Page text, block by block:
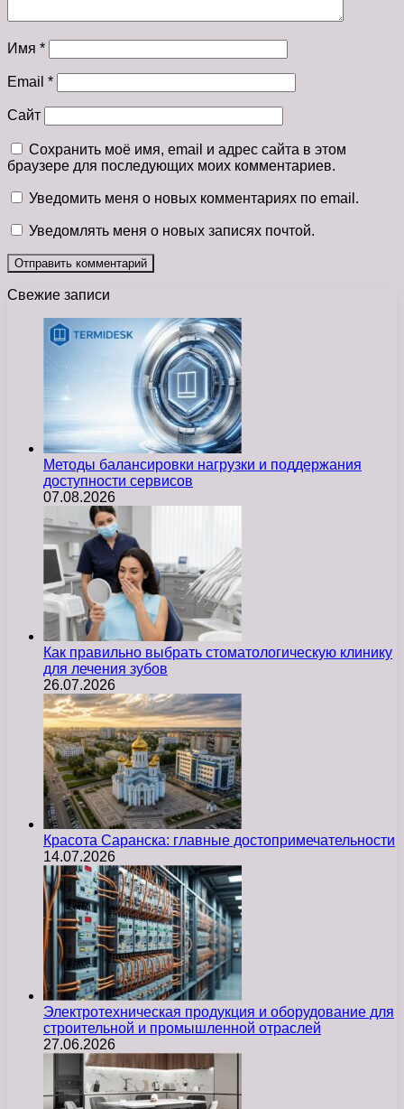
Имя *
Email *
Сайт
Сохранить моё имя, email и адрес сайта в этом
браузере для последующих моих комментариев.
Уведомить меня о новых комментариях по email.
Уведомлять меня о новых записях почтой.
Свежие записи
Методы балансировки нагрузки и поддержания
доступности сервисов
07.08.2026
Как правильно выбрать стоматологическую клинику
для лечения зубов
26.07.2026
Красота Саранска: главные достопримечательности
14.07.2026
Электротехническая продукция и оборудование для
строительной и промышленной отраслей
27.06.2026